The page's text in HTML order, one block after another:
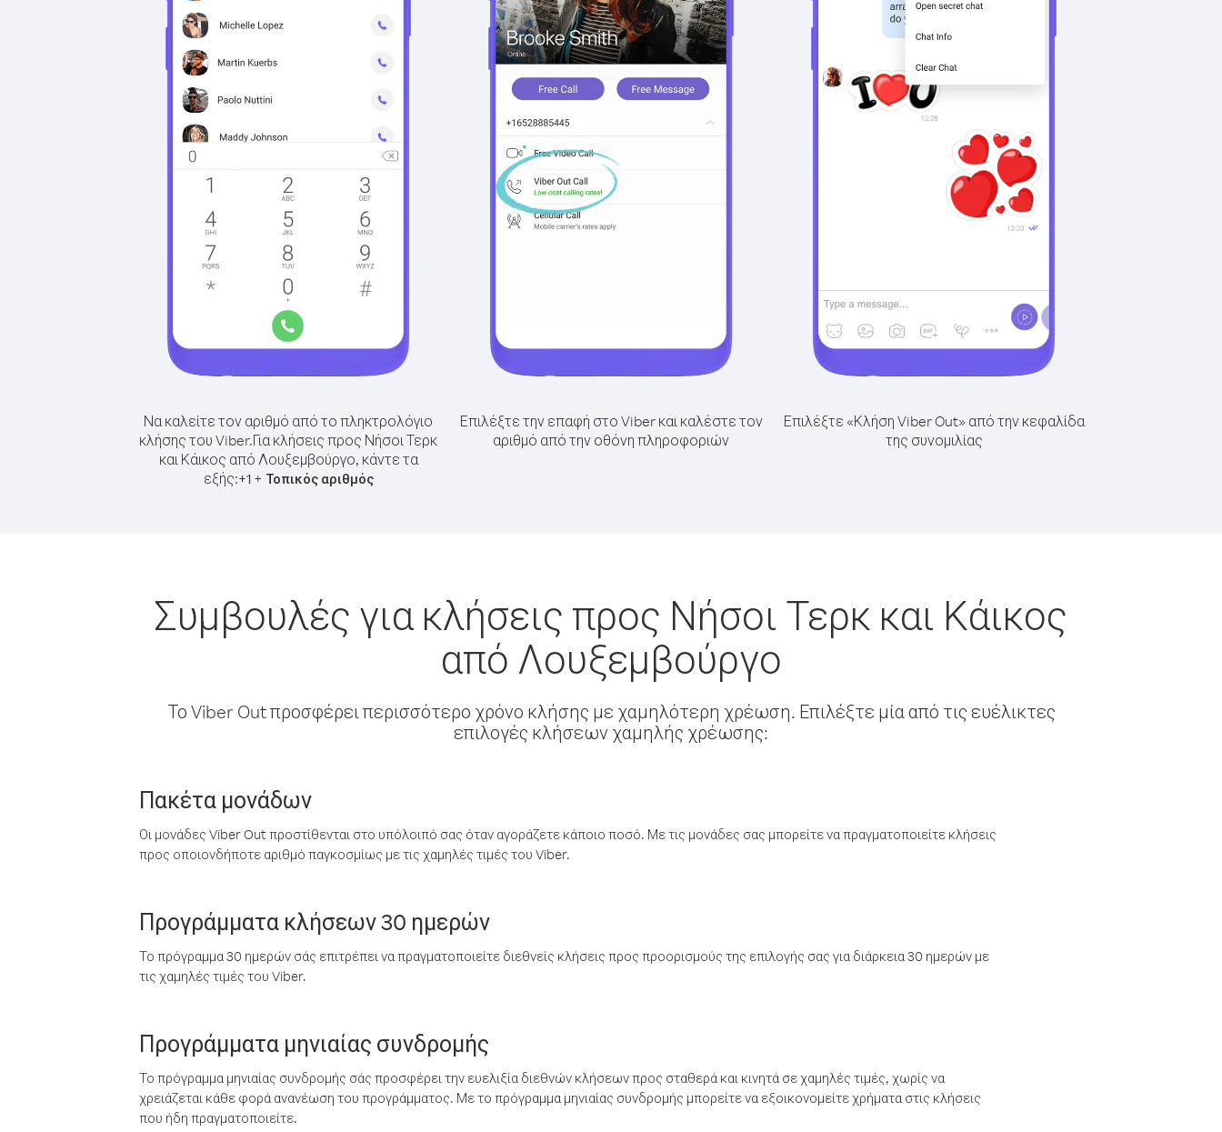
Να καλείτε τον αριθμό από το πληκτρολόγιο
κλήσης του Viber.Για κλήσεις προς Νήσοι Τερκ
και Κάικος από Λουξεμβούργο, κάντε τα
εξής:+1+ Τοπικός αριθμός
Επιλέξτε την επαφή στο Viber και καλέστε τον
αριθμό από την οθόνη πληροφοριών
Επιλέξτε «Κλήση Viber Out» από την κεφαλίδα
της συνομιλίας
Συμβουλές για κλήσεις προς Νήσοι Τερκ και Κάικος
από Λουξεμβούργο
Το Viber Out προσφέρει περισσότερο χρόνο κλήσης με χαμηλότερη χρέωση. Επιλέξτε μία από τις ευέλικτες
επιλογές κλήσεων χαμηλής χρέωσης:
Πακέτα μονάδων
Οι μονάδες Viber Out προστίθενται στο υπόλοιπό σας όταν αγοράζετε κάποιο ποσό. Με τις μονάδες σας μπορείτε να πραγματοποιείτε κλήσεις
προς οποιονδήποτε αριθμό παγκοσμίως με τις χαμηλές τιμές του Viber.
Προγράμματα κλήσεων 30 ημερών
Το πρόγραμμα 30 ημερών σάς επιτρέπει να πραγματοποιείτε διεθνείς κλήσεις προς προορισμούς της επιλογής σας για διάρκεια 30 ημερών με
τις χαμηλές τιμές του Viber.
Προγράμματα μηνιαίας συνδρομής
Το πρόγραμμα μηνιαίας συνδρομής σάς προσφέρει την ευελιξία διεθνών κλήσεων προς σταθερά και κινητά σε χαμηλές τιμές, χωρίς να
χρειάζεται κάθε φορά ανανέωση του προγράμματος. Με το πρόγραμμα μηνιαίας συνδρομής μπορείτε να εξοικονομείτε χρήματα στις κλήσεις
που ήδη πραγματοποιείτε.